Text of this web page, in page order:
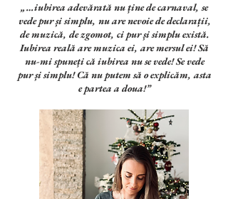
„…iubirea adevărată nu ține de carnaval, se
vede pur și simplu, nu are nevoie de declarații,
de muzică, de zgomot, ci pur și simplu există.
Iubirea reală are muzica ei, are mersul ei! Să
nu-mi spuneți că iubirea nu se vede! Se vede
pur și simplu! Că nu putem să o explicăm, asta
e partea a doua!”